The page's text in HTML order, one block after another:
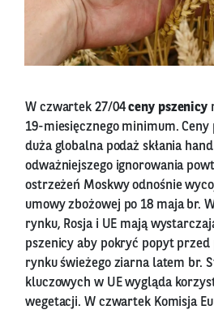
W czwartek 27/04ceny pszenicy
19-miesięcznego minimum. Ceny
duża globalna podaż skłania
odważniejszego ignorowania
ostrzeżeń Moskwy odnośnie
umowy zbożowej po 18 maja br.
rynku, Rosja i UE mają
pszenicy aby pokryć popyt przed
rynku świeżego ziarna latem br.
kluczowych w UE wygląda
wegetacji. W czwartek Komisja